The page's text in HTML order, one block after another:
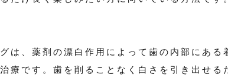
は、薬剤の漂白作用によって歯の内部にある
療です。歯を削ることなく白さを引き出せる